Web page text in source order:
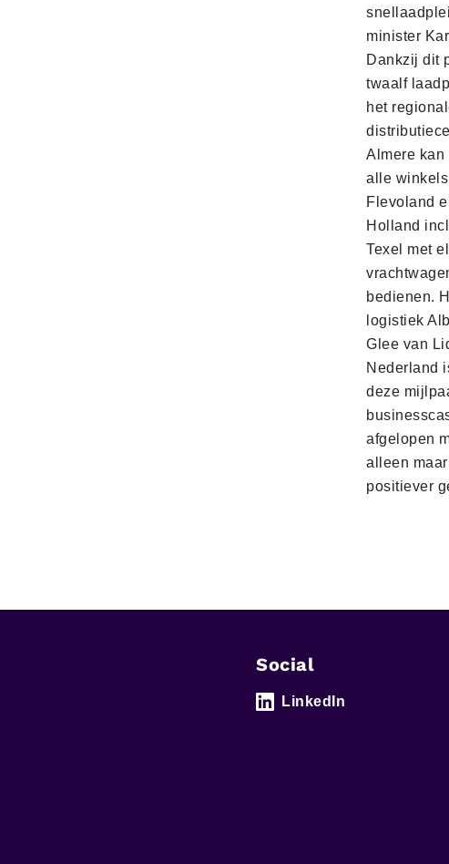
minister
Dankzij dit
twaalf
het
Almere
alle
Flevoland
Holland
Texel met
bedienen.
logistiek
Glee van
Nederland
deze
afgelopen
alleen maar
positiever
Social
LinkedIn